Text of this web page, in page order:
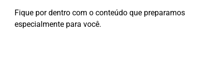
Fique por dentro com o conteúdo que preparamos
especialmente para você.